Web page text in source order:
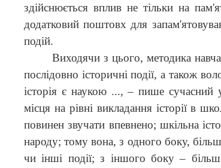
здійснюється вплив не тільки на
додатковий поштовх для
подій.
Виходячи з цього, методика
послідовно історичні події, а також
історія є наукою ..., – пише сучасний
місця на рівні викладання історії в
повинен звучати впевнено; шкільна
народу; тому вона, з одного боку, більш
чи інші події; з іншого боку –